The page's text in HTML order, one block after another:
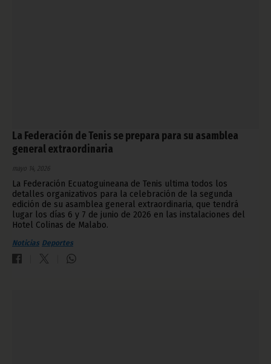
La Federación de Tenis se prepara para su asamblea
general extraordinaria
mayo 14, 2026
La Federación Ecuatoguineana de Tenis ultima todos los
detalles organizativos para la celebración de la segunda
edición de su asamblea general extraordinaria, que tendrá
lugar los días 6 y 7 de junio de 2026 en las instalaciones del
Hotel Colinas de Malabo.
Noticias Deportes